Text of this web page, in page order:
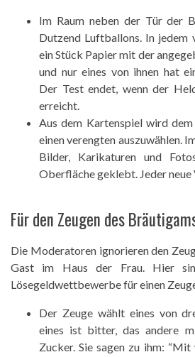
Im Raum neben der Tür der
Dutzend Luftballons. In jedem
ein Stück Papier mit der
und nur eines von ihnen hat
Der Test endet, wenn der
erreicht.
Aus dem Kartenspiel wird
einen verengten auszuwählen.
Bilder, Karikaturen und
Oberfläche geklebt. Jeder
Für den Zeugen des
Die Moderatoren ignorieren den
Gast im Haus der Frau. Hier
Lösegeldwettbewerbe für einen
Der Zeuge wählt eines von
eines ist bitter, das andere
Zucker. Sie sagen zu ihm: